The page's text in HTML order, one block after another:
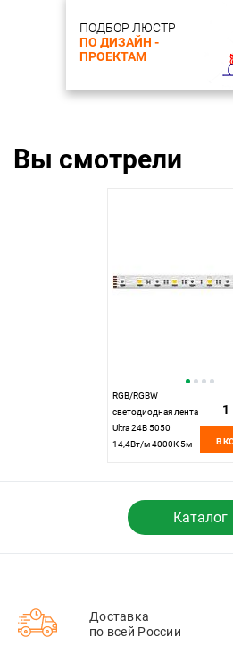
ПОДБОР ЛЮСТР
ПО ДИЗАЙН -
ПРОЕКТАМ
Вы смотрели
RGB/RGBW
светодиодная лента
Ultra 24В 5050
14,4Вт/м 4000К 5м
по 5 м
1
В
Каталог
Доставка
по всей России